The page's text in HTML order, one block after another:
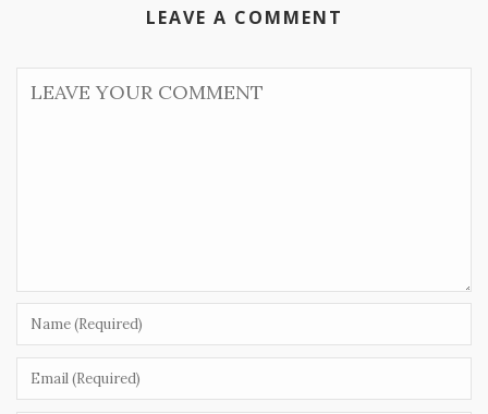
LEAVE A COMMENT